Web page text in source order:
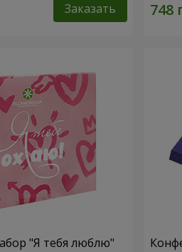
Заказать
"Я тебя люблю"